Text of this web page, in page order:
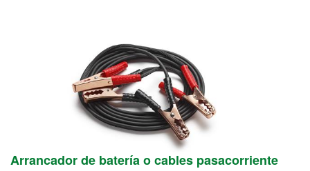
Arrancador de batería o cables pasacorriente